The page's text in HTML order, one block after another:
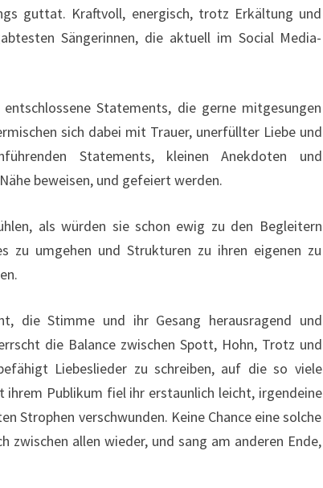
guttat. Kraftvoll, energisch, trotz Erkältung und
Sängerinnen, die aktuell im Social Media-
Statements, die gerne mitgesungen
sich dabei mit Trauer, unerfüllter Liebe und
Statements, kleinen Anekdoten und
beweisen, und gefeiert werden.
als würden sie schon ewig zu den Begleitern
zu umgehen und Strukturen zu ihren eigenen zu
die Stimme und ihr Gesang herausragend und
die Balance zwischen Spott, Hohn, Trotz und
Liebeslieder zu schreiben, auf die so viele
Publikum fiel ihr erstaunlich leicht, irgendeine
Strophen verschwunden. Keine Chance eine solche
zwischen allen wieder, und sang am anderen Ende,